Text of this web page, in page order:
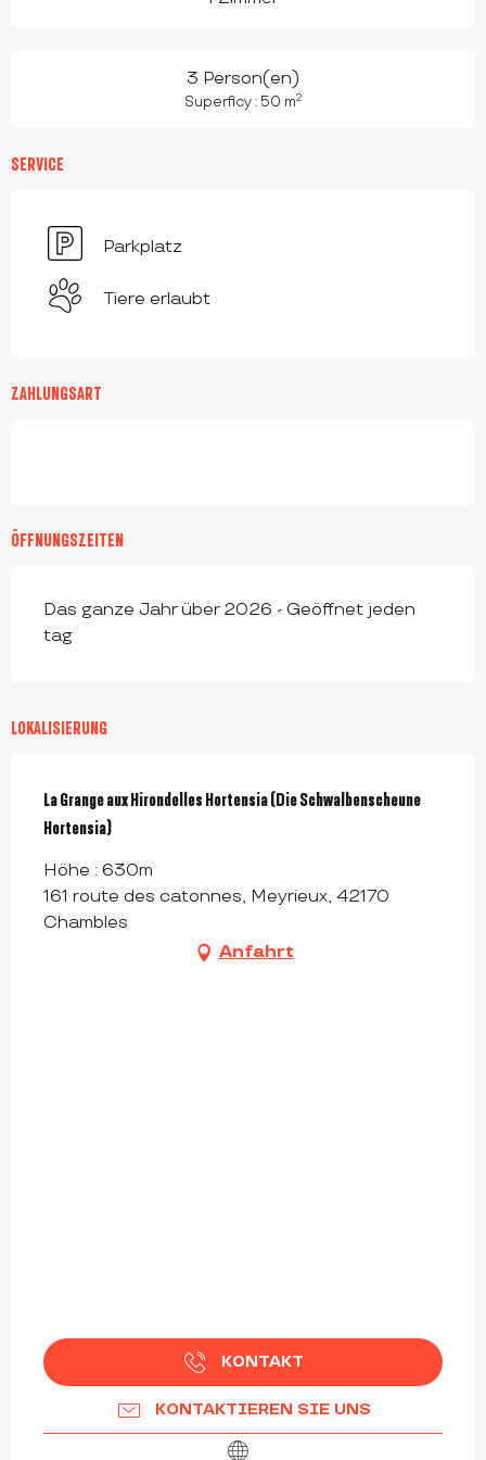
3 Person(en)
Superficy : 50 m2
SERVICE
Parkplatz
Tiere erlaubt
ZAHLUNGSART
ÖFFNUNGSZEITEN
Das ganze Jahr über 2026 - Geöffnet jeden
tag
LOKALISIERUNG
La Grange aux Hirondelles Hortensia (Die Schwalbenscheune
Hortensia)
Höhe : 630m
161 route des catonnes, Meyrieux, 42170
Chambles
Anfahrt
KONTAKT
KONTAKTIEREN SIE UNS